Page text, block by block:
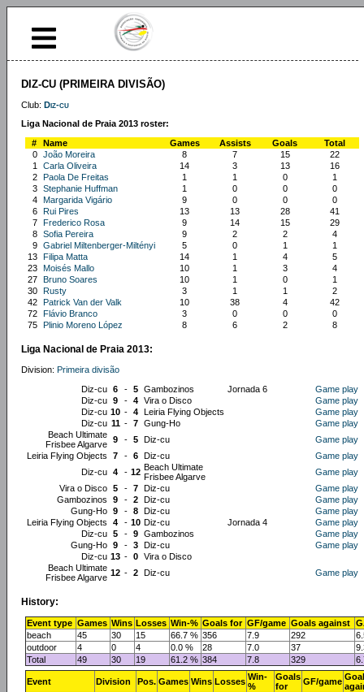
DIZ-CU (PRIMEIRA DIVISÃO)
Club: Diz-cu
Liga Nacional de Praia 2013 roster:
#
Name Games Assists Goals
Total
0 João Moreira 8 7 15
22
1
Carla Oliveira 14 3 13
16
2 Paola De Freitas 1 1 0
1
3 Stephanie Huffman 1 0 0
0
4 Margarida Vigário 9 0 0
0
6 Rui Pires 13 13 28
41
7 Frederico Rosa 9 14 15
29
8 Sofia Pereira 9 2 2
4
9 Gabriel Miltenberger-Miltényi 5 0 1
1
13 Filipa Matta 14 1 4
5
23 Moisés Mallo 10 1 3
4
27 Bruno Soares 10 1 0
1
30 Rusty 3 1 1
2
42 Patrick Van der Valk 10 38 4
42
72 Flávio Branco 3 0 0
0
75 Plinio Moreno López 8 6 2 8
Liga Nacional de Praia 2013:
Division: Primeira divisão
Diz-cu 6 - 5 Gambozinos Jornada 6
Game play
Diz-cu 9 - 4 Vira o Disco
Game play
Diz-cu 10 - 4 Leiria Flying Objects
Game play
Diz-cu 11 - 7 Gung-Ho
Game play
Beach Ultimate
Frisbee Algarve 9 - 5 Diz-cu
Game play
Leiria Flying Objects
7 - 6 Diz-cu
Game play
Diz-cu 4 - 12 Beach Ultimate
Frisbee Algarve
Game play
Vira o Disco 5 - 7 Diz-cu
Game play
Gambozinos
9 - 2 Diz-cu
Game play
Gung-Ho 9 - 8 Diz-cu
Game play
Leiria Flying Objects
4 - 10 Diz-cu Jornada 4
Game play
Diz-cu 5 - 9 Gambozinos
Game play
Gung-Ho 9 - 3 Diz-cu
Game play
Diz-cu 13 - 0 Vira o Disco
Beach Ultimate
Frisbee Algarve 12 - 2 Diz-cu Game play
History:
Event type Games Wins Losses Win-% Goals for GF/game Goals against
beach
45 30 15 66.7 % 356 7.9 292
outdoor
4 0 4 0.0 % 28 7.0 37
Total
49 30 19 61.2 % 384 7.8 329
Event Division Pos. Games Wins Losses Win-
%
Goals
for
GF/game